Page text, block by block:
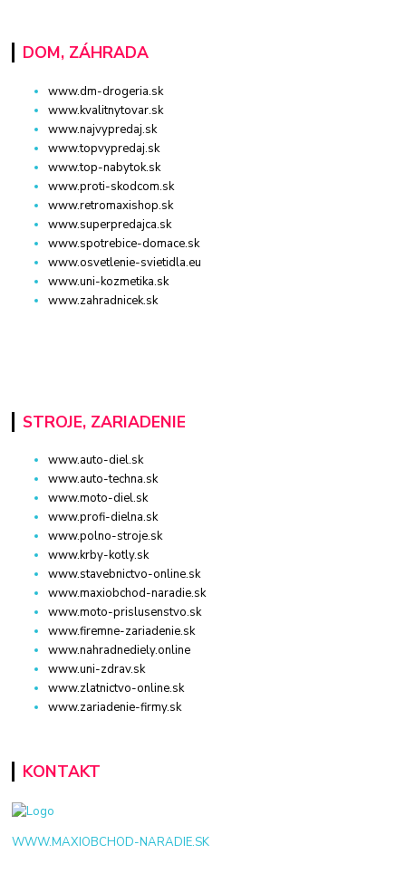
DOM, ZÁHRADA
www.dm-drogeria.sk
www.kvalitnytovar.sk
www.najvypredaj.sk
www.topvypredaj.sk
www.top-nabytok.sk
www.proti-skodcom.sk
www.retromaxishop.sk
www.superpredajca.sk
www.spotrebice-domace.sk
www.osvetlenie-svietidla.eu
www.uni-kozmetika.sk
www.zahradnicek.sk
STROJE, ZARIADENIE
www.auto-diel.sk
www.auto-techna.sk
www.moto-diel.sk
www.profi-dielna.sk
www.polno-stroje.sk
www.krby-kotly.sk
www.stavebnictvo-online.sk
www.maxiobchod-naradie.sk
www.moto-prislusenstvo.sk
www.firemne-zariadenie.sk
www.nahradnediely.online
www.uni-zdrav.sk
www.zlatnictvo-online.sk
www.zariadenie-firmy.sk
KONTAKT
WWW.MAXIOBCHOD-NARADIE.SK